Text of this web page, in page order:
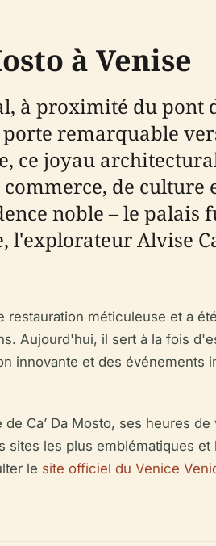
à Venise
à proximité du pont
remarquable
ce joyau
de
noble – le palais
l'explorateur Alvise
restauration méticuleuse et a
Aujourd'hui, il sert à la fois
innovante et des
Ca’ Da Mosto, ses heures
les plus emblématiques
le site officiel du Venice